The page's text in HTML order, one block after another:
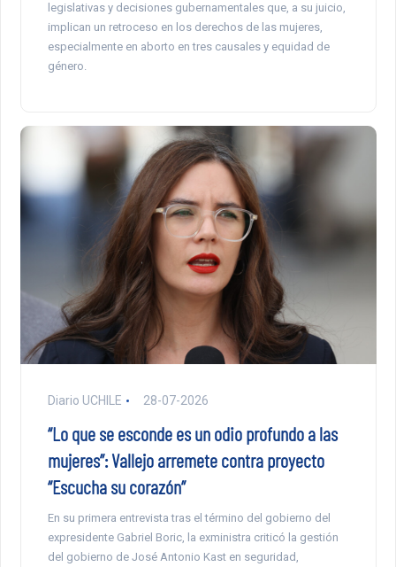
legislativas y decisiones gubernamentales que, a su juicio,
implican un retroceso en los derechos de las mujeres,
especialmente en aborto en tres causales y equidad de
género.
Diario UCHILE 28-07-2026
“Lo que se esconde es un odio profundo a las
mujeres”: Vallejo arremete contra proyecto
“Escucha su corazón”
En su primera entrevista tras el término del gobierno del
expresidente Gabriel Boric, la exministra criticó la gestión
del gobierno de José Antonio Kast en seguridad,